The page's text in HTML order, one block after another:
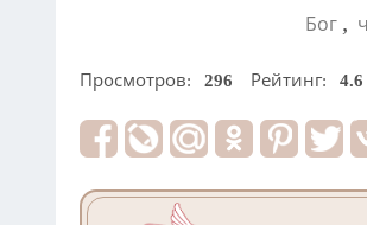
Бог ,
Просмотров: 296 Рейтинг: 4.6